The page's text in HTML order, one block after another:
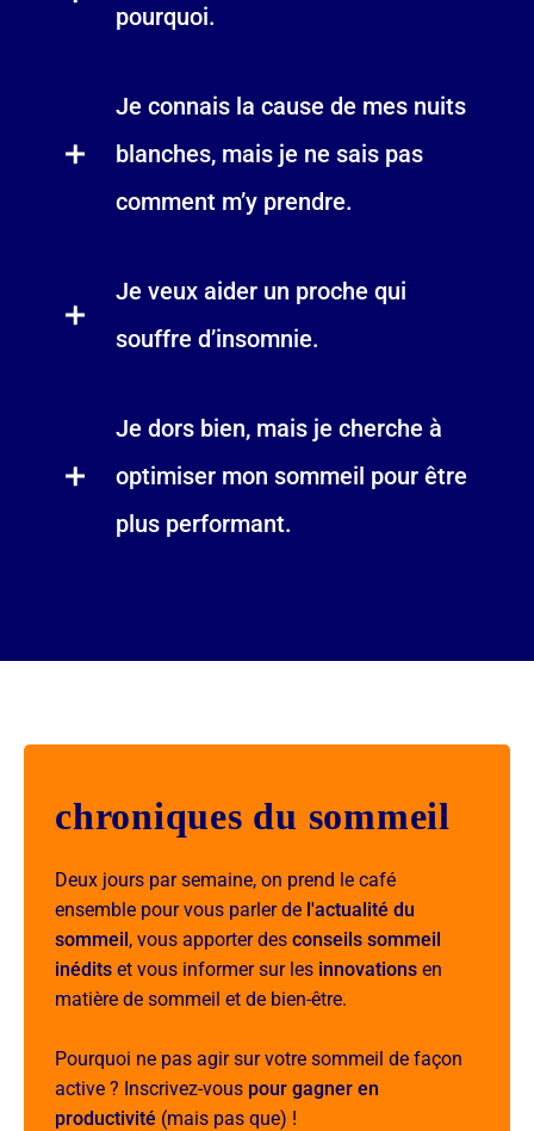
pourquoi.
Je connais la cause de mes nuits
blanches, mais je ne sais pas
comment m’y prendre.
Je veux aider un proche qui
souffre d’insomnie.
Je dors bien, mais je cherche à
optimiser mon sommeil pour être
plus performant.
chroniques du sommeil
Deux jours par semaine, on prend le café
ensemble pour vous parler de l'actualité du
sommeil, vous apporter des conseils sommeil
inédits et vous informer sur les innovations en
matière de sommeil et de bien-être.
Pourquoi ne pas agir sur votre sommeil de façon
active ? Inscrivez-vous pour gagner en
productivité (mais pas que) !